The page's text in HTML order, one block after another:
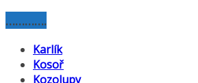
………….
Karlík
Kosoř
Kozolupy